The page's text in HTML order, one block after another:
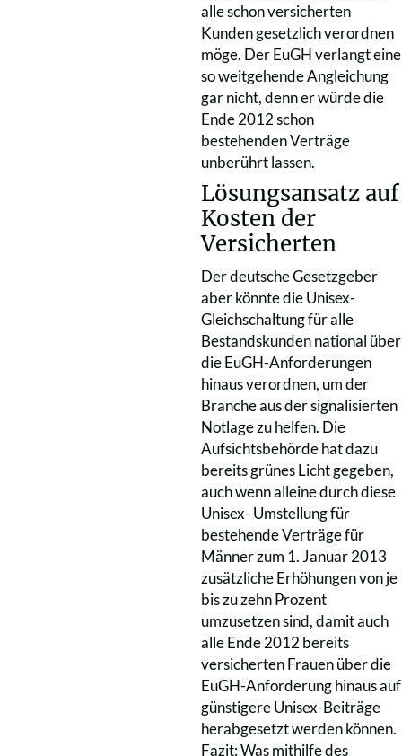
alle schon versicherten
Kunden gesetzlich verordnen
möge. Der EuGH verlangt eine
so weitgehende Angleichung
gar nicht, denn er würde die
Ende 2012 schon
bestehenden Verträge
unberührt lassen.
Lösungsansatz auf
Kosten der
Versicherten
Der deutsche Gesetzgeber
aber könnte die Unisex-
Gleichschaltung für alle
Bestandskunden national über
die EuGH-Anforderungen
hinaus verordnen, um der
Branche aus der signalisierten
Notlage zu helfen. Die
Aufsichtsbehörde hat dazu
bereits grünes Licht gegeben,
auch wenn alleine durch diese
Unisex- Umstellung für
bestehende Verträge für
Männer zum 1. Januar 2013
zusätzliche Erhöhungen von je
bis zu zehn Prozent
umzusetzen sind, damit auch
alle Ende 2012 bereits
versicherten Frauen über die
EuGH-Anforderung hinaus auf
günstigere Unisex-Beiträge
herabgesetzt werden können.
Fazit: Was mithilfe des